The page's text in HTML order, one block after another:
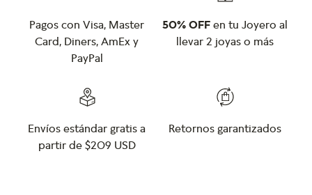
Pagos con Visa, Master
Card, Diners, AmEx y
PayPal
50% OFF en tu Joyero al
llevar 2 joyas o más
Envíos estándar gratis a
partir de $209 USD
Retornos garantizados